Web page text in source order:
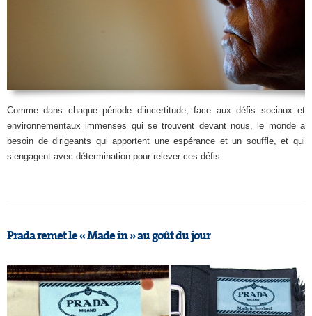
Comme dans chaque période d’incertitude, face aux défis sociaux et
environnementaux immenses qui se trouvent devant nous, le monde a
besoin de dirigeants qui apportent une espérance et un souffle, et qui
s’engagent avec détermination pour relever ces défis.
Prada remet le « Made in » au goût du jour